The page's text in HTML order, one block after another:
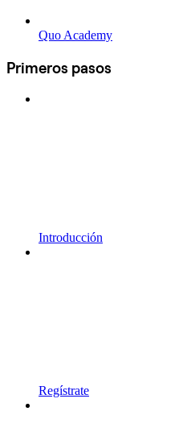
Quo Academy
Primeros pasos
Introducción
Regístrate